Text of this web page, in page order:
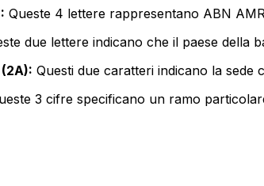
Queste 4 lettere rappresentano ABN
due lettere indicano che il paese della
Questi due caratteri indicano la sede
3 cifre specificano un ramo